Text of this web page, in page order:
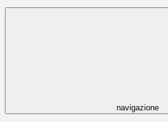
navigazione